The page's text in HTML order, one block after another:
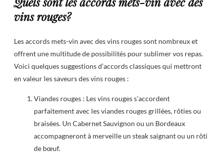
vins rouges?
Les accords mets-vin avec des vins rouges sont nombreux et
offrent une multitude de possibilités pour sublimer vos repas.
Voici quelques suggestions d’accords classiques qui mettront
en valeur les saveurs des vins rouges :
Viandes rouges : Les vins rouges s’accordent
parfaitement avec les viandes rouges grillées, rôties ou
braisées. Un Cabernet Sauvignon ou un Bordeaux
accompagneront à merveille un steak saignant ou un rôti
de bœuf.